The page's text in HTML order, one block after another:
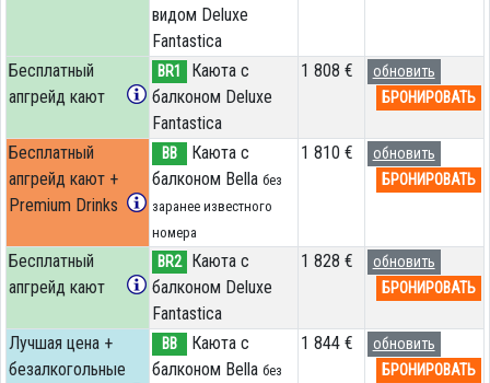
видом Deluxe
Fantastica
Бесплатный
апгрейд кают
BR1
Каюта с
балконом Deluxe
Fantastica
1 808 €
обновить
БРОНИРОВАТЬ
Бесплатный
апгрейд кают +
Premium Drinks
BB
Каюта с
балконом Bella без
заранее известного
номера
1 810 €
обновить
БРОНИРОВАТЬ
Бесплатный
апгрейд кают
BR2
Каюта с
балконом Deluxe
Fantastica
1 828 €
обновить
БРОНИРОВАТЬ
Лучшая цена +
безалкогольные
BB
Каюта с
балконом Bella без
1 844 €
обновить
БРОНИРОВАТЬ